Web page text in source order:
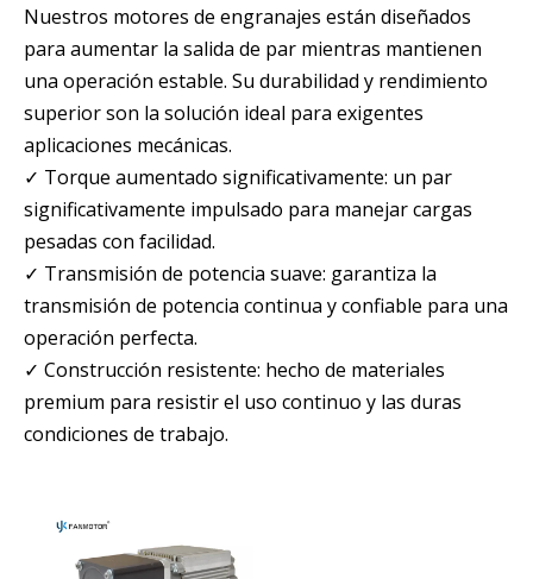
Nuestros motores de engranajes están diseñados
para aumentar la salida de par mientras mantienen
una operación estable. Su durabilidad y rendimiento
superior son la solución ideal para exigentes
aplicaciones mecánicas.
✓ Torque aumentado significativamente: un par
significativamente impulsado para manejar cargas
pesadas con facilidad.
✓ Transmisión de potencia suave: garantiza la
transmisión de potencia continua y confiable para una
operación perfecta.
✓ Construcción resistente: hecho de materiales
premium para resistir el uso continuo y las duras
condiciones de trabajo.